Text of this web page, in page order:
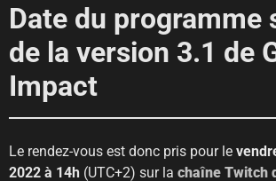
Date du programme
de la version 3.1 de
Impact
Le rendez-vous est donc pris pour le
2022 à 14h (UTC+2) sur la chaîne Twitch